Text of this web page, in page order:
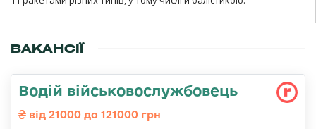
ВАКАНСІЇ
Водій військовослужбовець
від 21000 до 121000 грн